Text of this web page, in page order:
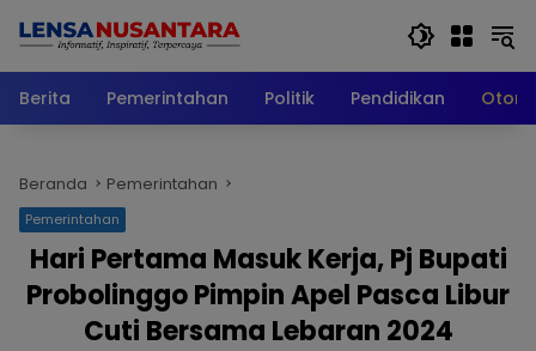
Berita
Pemerintahan Politik Pendidikan
Beranda Pemerintahan
Pemerintahan
Hari Pertama Masuk Kerja, Pj Bupati
Probolinggo Pimpin Apel Pasca Libur
Cuti Bersama Lebaran 2024